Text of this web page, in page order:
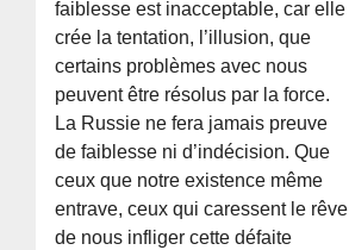
faiblesse est inacceptable, car elle
crée la tentation, l’illusion, que
certains problèmes avec nous
peuvent être résolus par la force.
La Russie ne fera jamais preuve
de faiblesse ni d’indécision. Que
ceux que notre existence même
entrave, ceux qui caressent le rêve
de nous infliger cette défaite